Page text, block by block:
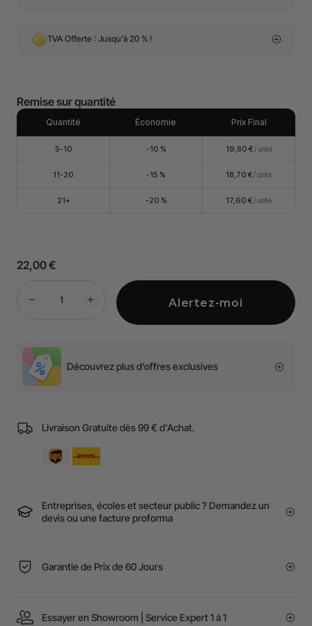
TVA Offerte : Jusqu'à 20 % !
Remise sur quantité
Quantité Économie Prix Final
5-10 -10 % 19,80 € / unité
11-20 -15 % 18,70 € / unité
21+ -20 % 17,60 € / unité
22,00 €
Alertez-moi
Découvrez plus d’offres exclusives
Livraison Gratuite dès 99 € d'Achat.
Entreprises, écoles et secteur public ? Demandez un
devis ou une facture proforma
Garantie de Prix de 60 Jours
Essayer en Showroom | Service Expert 1 à 1